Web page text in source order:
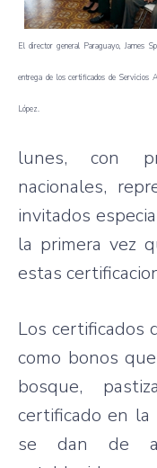
El director general Paraguayo, James
entrega de los certificados de Servicios
López.
lunes, con
nacionales,
invitados
la primera vez
estas
Los certificados
como bonos
bosque,
certificado en la
se dan de